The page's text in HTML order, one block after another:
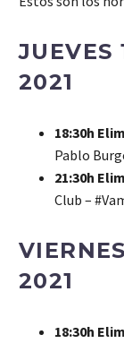
JUEVES
2021
18:30h
Pablo
21:30h
Club –
2021
18:30h